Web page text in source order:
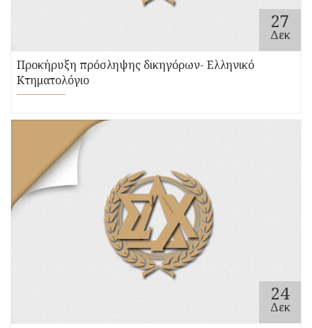
27
Δεκ
Προκήρυξη πρόσληψης δικηγόρων- Ελληνικό
Κτηματολόγιο
24
Δεκ